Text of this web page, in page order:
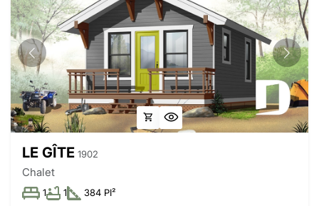
LE GÎTE 1902
Chalet
1 1 384 PI²